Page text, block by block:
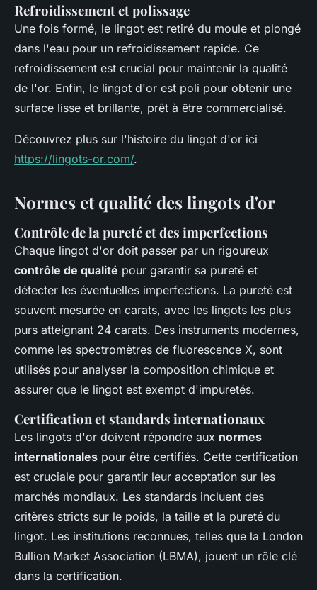
Refroidissement et polissage
Une fois formé, le lingot est retiré du moule et plongé
dans l'eau pour un refroidissement rapide. Ce
refroidissement est crucial pour maintenir la qualité
de l'or. Enfin, le lingot d'or est poli pour obtenir une
surface lisse et brillante, prêt à être commercialisé.
Découvrez plus sur l'histoire du lingot d'or ici
https://lingots-or.com/.
Normes et qualité des lingots d'or
Contrôle de la pureté et des imperfections
Chaque lingot d'or doit passer par un rigoureux
contrôle de qualité pour garantir sa pureté et
détecter les éventuelles imperfections. La pureté est
souvent mesurée en carats, avec les lingots les plus
purs atteignant 24 carats. Des instruments modernes,
comme les spectromètres de fluorescence X, sont
utilisés pour analyser la composition chimique et
assurer que le lingot est exempt d'impuretés.
Certification et standards internationaux
Les lingots d'or doivent répondre aux normes
internationales pour être certifiés. Cette certification
est cruciale pour garantir leur acceptation sur les
marchés mondiaux. Les standards incluent des
critères stricts sur le poids, la taille et la pureté du
lingot. Les institutions reconnues, telles que la London
Bullion Market Association (LBMA), jouent un rôle clé
dans la certification.